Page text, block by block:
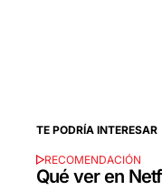
TE PODRÍA INTERESAR
RECOMENDACIÓN
Qué ver en